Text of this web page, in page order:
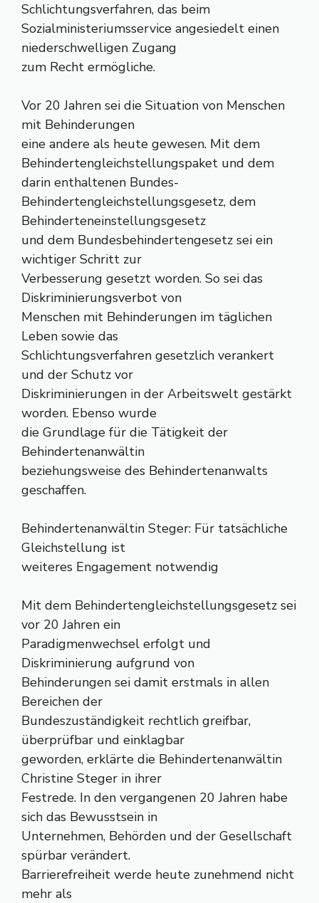
Schlichtungsverfahren, das beim
Sozialministeriumsservice angesiedelt einen
niederschwelligen Zugang
zum Recht ermögliche.
Vor 20 Jahren sei die Situation von Menschen
mit Behinderungen
eine andere als heute gewesen. Mit dem
Behindertengleichstellungspaket und dem
darin enthaltenen Bundes-
Behindertengleichstellungsgesetz, dem
Behinderteneinstellungsgesetz
und dem Bundesbehindertengesetz sei ein
wichtiger Schritt zur
Verbesserung gesetzt worden. So sei das
Diskriminierungsverbot von
Menschen mit Behinderungen im täglichen
Leben sowie das
Schlichtungsverfahren gesetzlich verankert
und der Schutz vor
Diskriminierungen in der Arbeitswelt gestärkt
worden. Ebenso wurde
die Grundlage für die Tätigkeit der
Behindertenanwältin
beziehungsweise des Behindertenanwalts
geschaffen.
Behindertenanwältin Steger: Für tatsächliche
Gleichstellung ist
weiteres Engagement notwendig
Mit dem Behindertengleichstellungsgesetz sei
vor 20 Jahren ein
Paradigmenwechsel erfolgt und
Diskriminierung aufgrund von
Behinderungen sei damit erstmals in allen
Bereichen der
Bundeszuständigkeit rechtlich greifbar,
überprüfbar und einklagbar
geworden, erklärte die Behindertenanwältin
Christine Steger in ihrer
Festrede. In den vergangenen 20 Jahren habe
sich das Bewusstsein in
Unternehmen, Behörden und der Gesellschaft
spürbar verändert.
Barrierefreiheit werde heute zunehmend nicht
mehr als